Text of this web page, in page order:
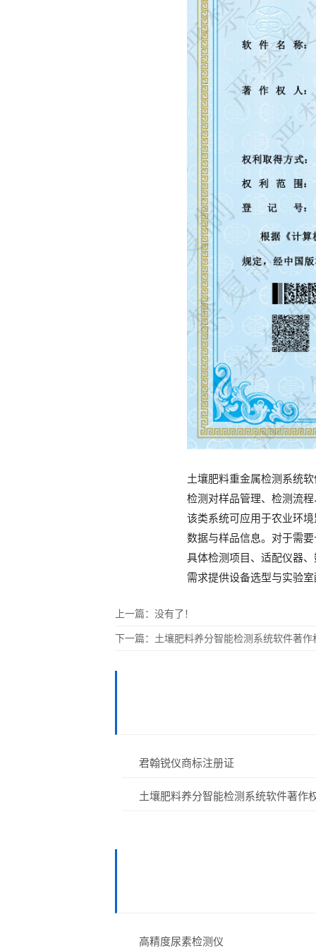
土壤肥料重金属检测系统
检测对样品管理、检测流
该类系统可应用于农业环
数据与样品信息。对于需
具体检测项目、适配仪器
需求提供设备选型与实验
上一篇：没有了！
下一篇： 土壤肥料养分智能检测系统软件著作
君翰锐仪商标注册证
土壤肥料养分智能检测系统软件著作
高精度尿素检测仪